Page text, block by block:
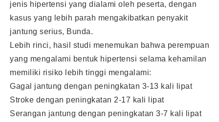
jenis hipertensi yang dialami oleh peserta, dengan
kasus yang lebih parah mengakibatkan penyakit
jantung serius, Bunda.
Lebih rinci, hasil studi menemukan bahwa perempuan
yang mengalami bentuk hipertensi selama kehamilan
memiliki risiko lebih tinggi mengalami:
Gagal jantung dengan peningkatan 3-13 kali lipat
Stroke dengan peningkatan 2-17 kali lipat
Serangan jantung dengan peningkatan 3-7 kali lipat